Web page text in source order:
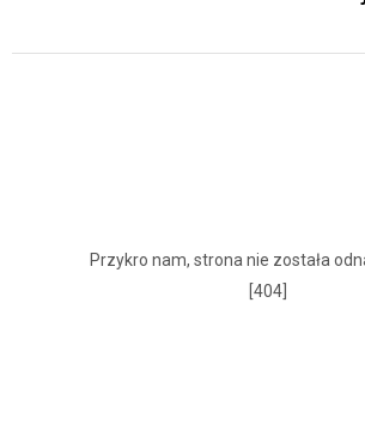
Przykro nam, strona nie została
[404]